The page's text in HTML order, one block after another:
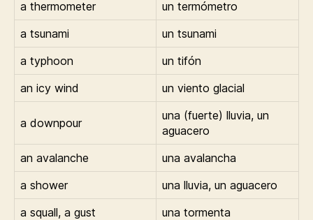
a thermometer
un termómetro
a tsunami
un tsunami
a typhoon
un tifón
an icy wind
un viento glacial
a downpour
una (fuerte) lluvia, un
aguacero
an avalanche
una avalancha
a shower
una lluvia, un aguacero
a squall, a gust
una tormenta